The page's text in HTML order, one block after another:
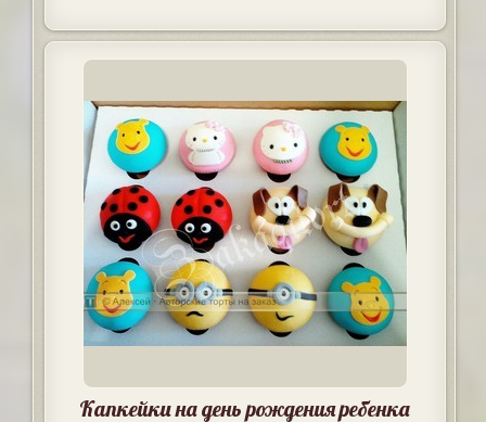
Капкейки на день рождения ребенка